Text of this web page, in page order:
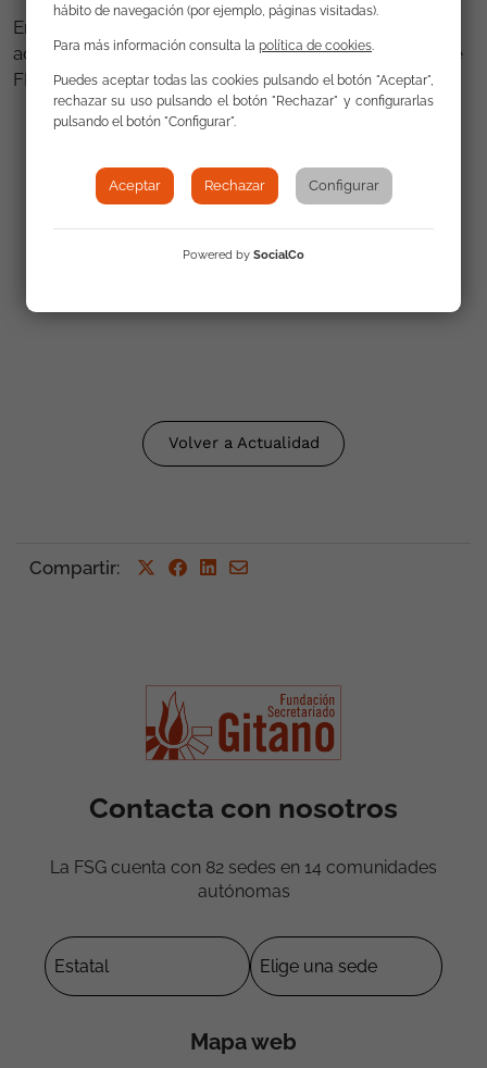
En la elaboración del Manual ha participado el
activista gitano español Ramón Flores, presidente de
FERYP.
Enlaces
antigitanismo través de la educación en
Volver a Actualidad
Compartir:
Contacta con nosotros
La FSG cuenta con 82 sedes en 14 comunidades
autónomas
Mapa web
hábito de navegación (por ejemplo, páginas visitadas).
Para más información consulta la política de cookies
Puedes aceptar todas las cookies pulsando el botón "Aceptar",
rechazar su uso pulsando el botón "Rechazar" y configurarlas
pulsando el botón "Configurar".
Aceptar Rechazar Configurar
Powered by SocialCo